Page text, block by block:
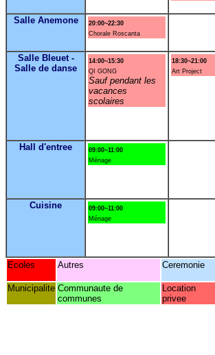
Salle Anemone
20:00~22:30
Chorale Roscanta
Salle Bleuet -
Salle de danse
14:00~15:30
QI GONG
Sauf pendant les
vacances
scolaires
18:30~21:00
Art Project
Hall d'entree
09:00~11:00
Ménage
Cuisine
09:00~11:00
Ménage
Ecoles Autres Ceremonie
Municipalite Communaute de
communes
Location
privee